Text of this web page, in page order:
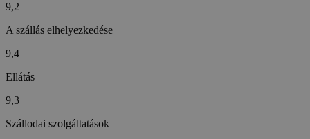
9,2
A szállás elhelyezkedése
9,4
Ellátás
9,3
Szállodai szolgáltatások